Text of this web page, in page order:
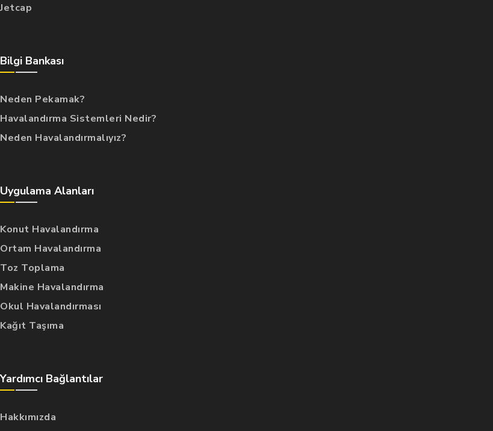
Jetcap
Bilgi Bankası
Neden Pekamak?
Havalandırma Sistemleri Nedir?
Neden Havalandırmalıyız?
Uygulama Alanları
Konut Havalandırma
Ortam Havalandırma
Toz Toplama
Makine Havalandırma
Okul Havalandırması
Kağıt Taşıma
Yardımcı Bağlantılar
Hakkımızda